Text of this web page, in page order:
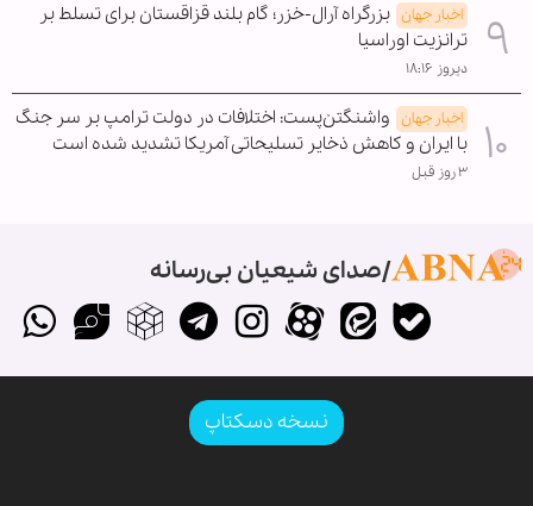
اخبار جهان بزرگراه آرال-خزر؛ گام بلند قزاقستان برای تسلط بر
ترانزیت اوراسیا
دیروز ۱۸:۱۶
اخبار جهان واشنگتن‌پست: اختلافات در دولت ترامپ بر سر جنگ
با ایران و کاهش ذخایر تسلیحاتی آمریکا تشدید شده است
۳ روز قبل
صدای شیعیان بی‌رسانه
نسخه دسکتاپ